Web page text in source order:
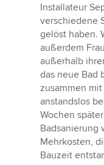
Installateur
verschiedene
gelöst haben.
außerdem
außerhalb
das neue Bad
zusammen
anstandslos
Wochen
Badsanierung
Mehrkosten,
Bauzeit